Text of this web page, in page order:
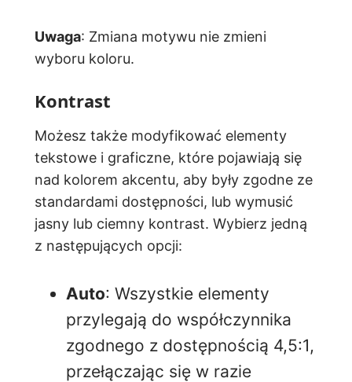
Uwaga: Zmiana motywu nie zmieni
wyboru koloru.
Kontrast
Możesz także modyfikować elementy
tekstowe i graficzne, które pojawiają się
nad kolorem akcentu, aby były zgodne ze
standardami dostępności, lub wymusić
jasny lub ciemny kontrast. Wybierz jedną
z następujących opcji:
Auto: Wszystkie elementy
przylegają do współczynnika
zgodnego z dostępnością 4,5:1,
przełączając się w razie